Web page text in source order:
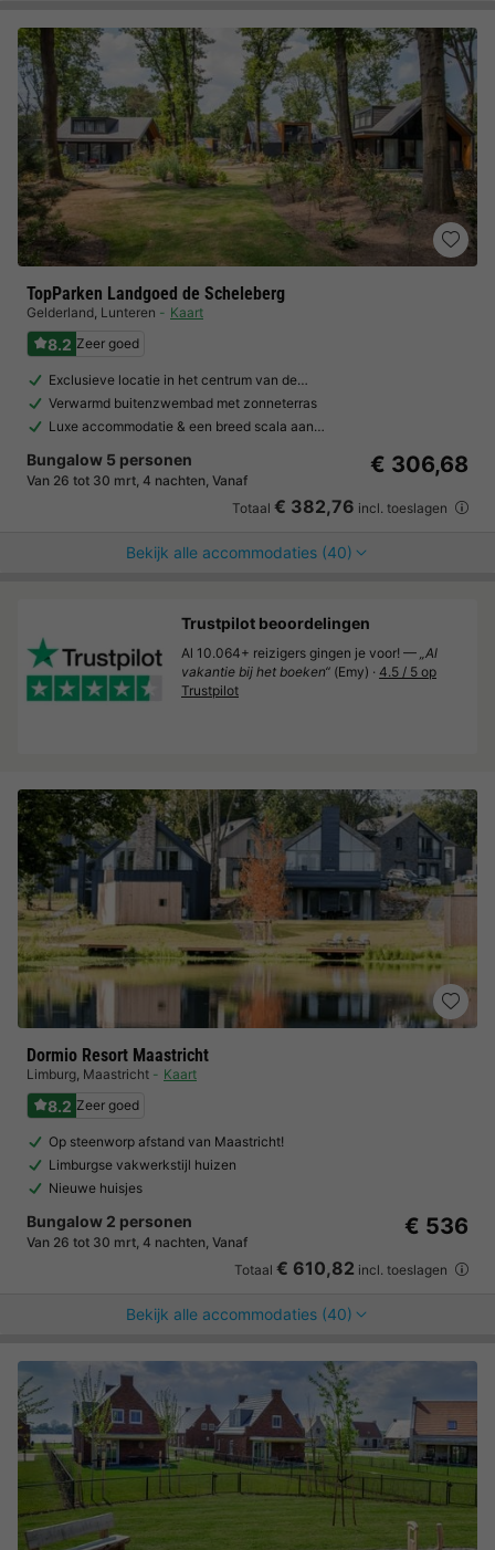
TopParken Landgoed de Scheleberg
Gelderland, Lunteren Kaart
8.2 Zeer goed
Exclusieve locatie in het centrum van de…
Verwarmd buitenzwembad met zonneterras
Luxe accommodatie & een breed scala aan…
Bungalow 5 personen
Van 26 tot 30 mrt, 4 nachten, Vanaf
€ 306,68
Totaal € 382,76 incl. toeslagen
Bekijk alle accommodaties (40)
Dormio Resort Maastricht
Limburg, Maastricht Kaart
8.2 Zeer goed
Op steenworp afstand van Maastricht!
Limburgse vakwerkstijl huizen
Nieuwe huisjes
Bungalow 2 personen
Van 26 tot 30 mrt, 4 nachten, Vanaf
€ 536
Totaal € 610,82 incl. toeslagen
Bekijk alle accommodaties (40)
Trustpilot beoordelingen
Al 10.064+ reizigers gingen je voor! — „Al
vakantie bij het boeken“ (Emy) · 4.5 / 5 op
Trustpilot